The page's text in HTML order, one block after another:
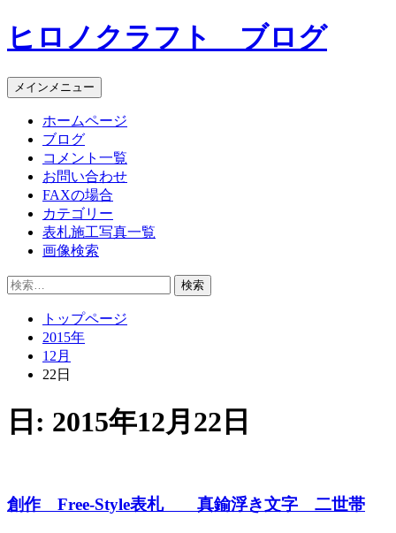
コ
ン
ン
ツ
ヒロノクラフト ブログ
メインメニュー
ホームページ
ブログ
コメント一覧
お問い合わせ
FAXの場合
カテゴリー
表札施工写真一覧
画像検索
検
トップページ
2015年
12月
22日
日: 2015年12月22日
創作 Free-Style表札 真鍮浮き文字 二世帯